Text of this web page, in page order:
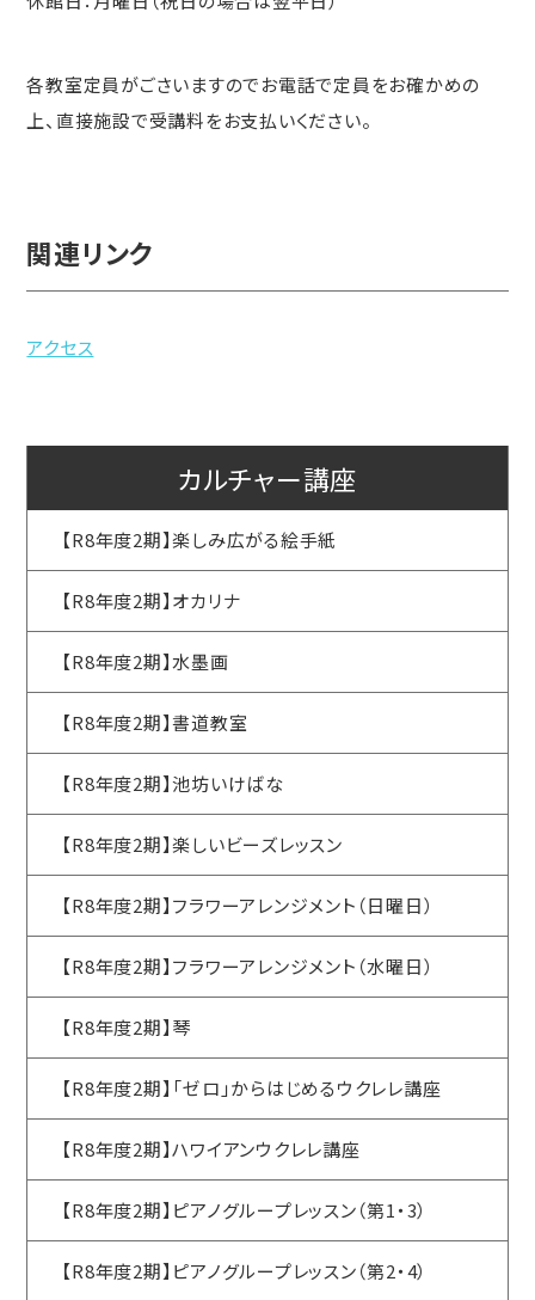
各教室定員がごさいますのでお電話で定員をお確かめの
上、直接施設で受講料をお支払いください。
関連リンク
アクセス
カルチャー講座
【R8年度2期】楽しみ広がる絵手紙
【R8年度2期】オカリナ
【R8年度2期】水墨画
【R8年度2期】書道教室
【R8年度2期】池坊いけばな
【R8年度2期】楽しいビーズレッスン
【R8年度2期】フラワーアレンジメント（日曜日）
【R8年度2期】フラワーアレンジメント（水曜日）
【R8年度2期】琴
【R8年度2期】「ゼロ」からはじめるウクレレ講座
【R8年度2期】ハワイアンウクレレ講座
【R8年度2期】ピアノグループレッスン（第1・3）
【R8年度2期】ピアノグループレッスン（第2・4）